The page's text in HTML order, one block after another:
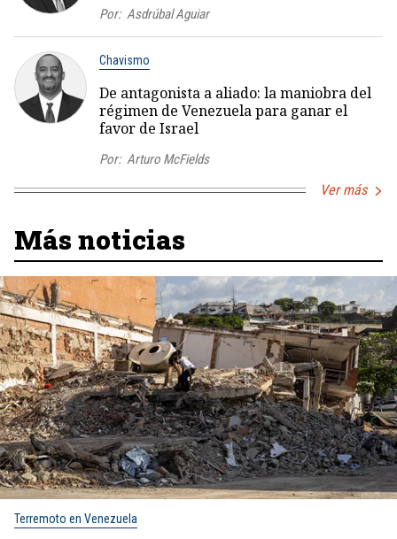
Por: Asdrúbal Aguiar
Chavismo
De antagonista a aliado: la maniobra del
régimen de Venezuela para ganar el
favor de Israel
Por: Arturo McFields
Ver más
Más noticias
Terremoto en Venezuela